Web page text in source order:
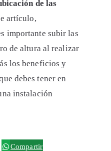
de las
artículo,
importante subir las
de altura al realizar
los beneficios y
debes tener en
instalación
Compartir